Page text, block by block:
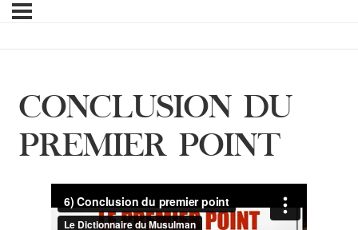
CONCLUSION DU
PREMIER POINT